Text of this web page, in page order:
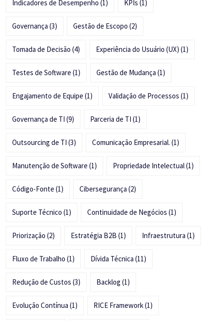
Indicadores de Desempenho (1) KPIs (1)
Governança (3) Gestão de Escopo (2)
Tomada de Decisão (4) Experiência do Usuário (UX) (1)
Testes de Software (1) Gestão de Mudança (1)
Engajamento de Equipe (1) Validação de Processos (1)
Governança de TI (9) Parceria de TI (1)
Outsourcing de TI (3) Comunicação Empresarial. (1)
Manutenção de Software (1) Propriedade Intelectual(1)
Código-Fonte (1) Cibersegurança (2)
Suporte Técnico (1) Continuidade de Negócios (1)
Priorização (2) Estratégia B2B (1) Infraestrutura (1)
Fluxo de Trabalho (1) Dívida Técnica (11)
Redução de Custos (3) Backlog (1)
Evolução Contínua (1) RICE Framework(1)